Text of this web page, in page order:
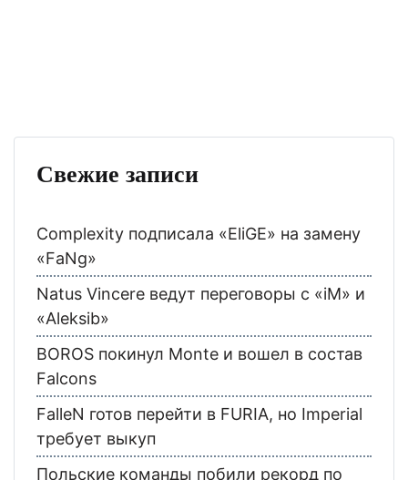
Свежие записи
Complexity подписала «EliGE» на замену
«FaNg»
Natus Vincere ведут переговоры с «iM» и
«Aleksib»
BOROS покинул Monte и вошел в состав
Falcons
FalleN готов перейти в FURIA, но Imperial
требует выкуп
Польские команды побили рекорд по